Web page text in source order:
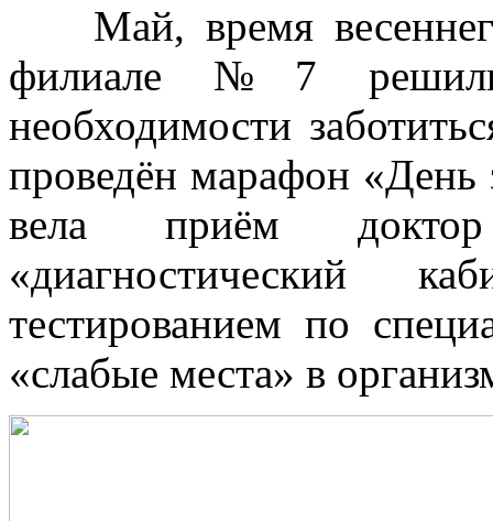
Май, время
филиале №7
необходимости
проведён марафон «День
вела приём
«диагностический
тестированием по
«слабые места» в